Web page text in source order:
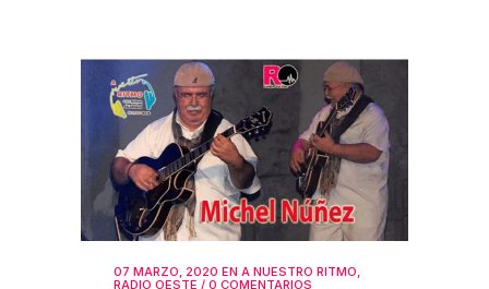
07 MARZO, 2020 EN A NUESTRO RITMO,
RADIO OESTE / 0 COMENTARIOS